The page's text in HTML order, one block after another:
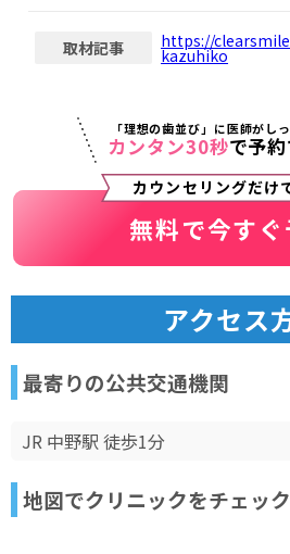
取材記事 https://
kazuhiko
「理想の歯並び」に医師がし
カンタン30秒で予
カウンセリングだけ
無料で今すぐ
アクセス
最寄りの公共交通機関
JR 中野駅 徒歩1分
地図でクリニックをチェック